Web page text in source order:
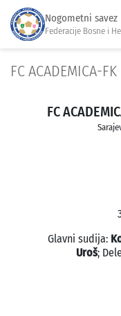
Nogometni savez
Federacije Bosne i
FC ACADEMICA-
FC
Glavni sudija:
Uroš;